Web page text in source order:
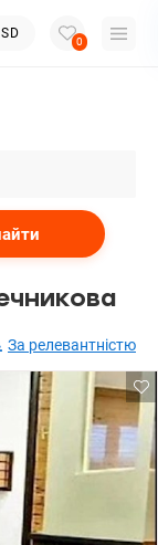
0
За релевантністю